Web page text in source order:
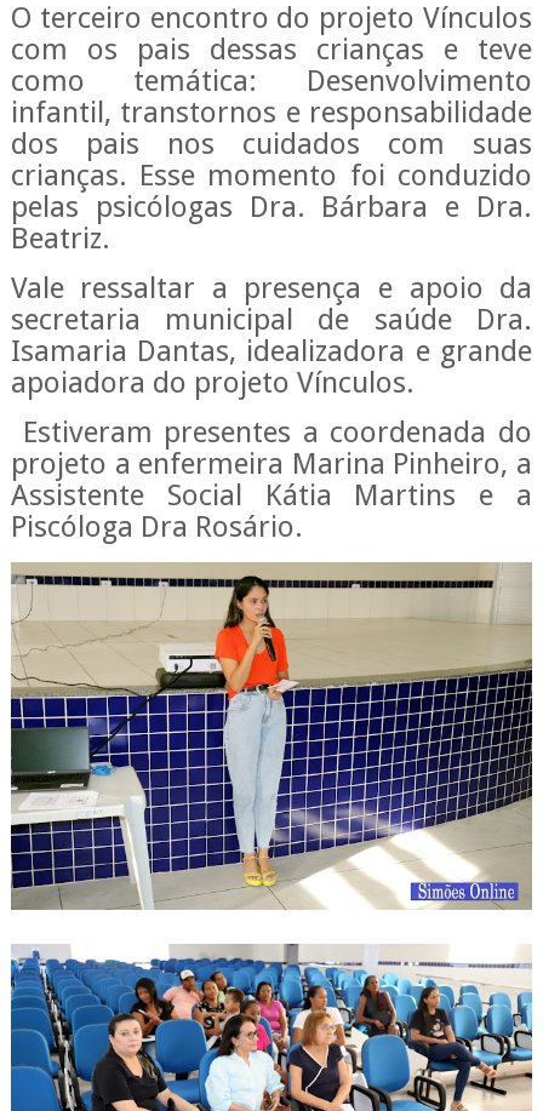
O terceiro encontro do projeto Vínculos
com os pais dessas crianças e teve
como temática: Desenvolvimento
infantil, transtornos e responsabilidade
dos pais nos cuidados com suas
crianças. Esse momento foi conduzido
pelas psicólogas Dra. Bárbara e Dra.
Beatriz.
Vale ressaltar a presença e apoio da
secretaria municipal de saúde Dra.
Isamaria Dantas, idealizadora e grande
apoiadora do projeto Vínculos.
Estiveram presentes a coordenada do
projeto a enfermeira Marina Pinheiro, a
Assistente Social Kátia Martins e a
Piscóloga Dra Rosário.